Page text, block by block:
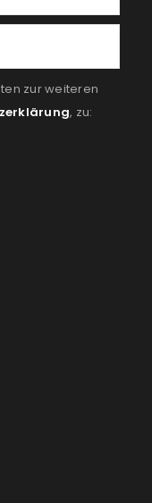
zur weiteren
, zu: